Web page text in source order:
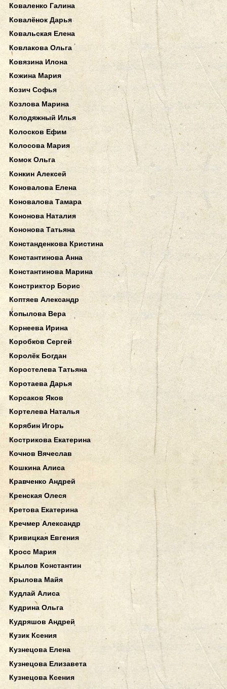
Коваленко Галина
Ковалёнок Дарья
Ковальская Елена
Ковлакова Ольга
Ковязина Илона
Кожина Мария
Козич Софья
Козлова Марина
Колодяжный Илья
Колосков Ефим
Колосова Мария
Комок Ольга
Конкин Алексей
Коновалова Елена
Коновалова Тамара
Кононова Наталия
Кононова Татьяна
Констанденкова Кристина
Константинова Анна
Константинова Марина
Констриктор Борис
Коптяев Александр
Копылова Вера
Корнеева Ирина
Коробков Сергей
Королёк Богдан
Коростелева Татьяна
Коротаева Дарья
Корсаков Яков
Кортелева Наталья
Корябин Игорь
Кострикова Екатерина
Кочнов Вячеслав
Кошкина Алиса
Кравченко Андрей
Кренская Олеся
Кретова Екатерина
Кречмер Александр
Кривицкая Евгения
Кросс Мария
Крылов Константин
Крылова Майя
Кудлай Алиса
Кудрина Ольга
Кудряшов Андрей
Кузик Ксения
Кузнецова Елена
Кузнецова Елизавета
Кузнецова Ксения